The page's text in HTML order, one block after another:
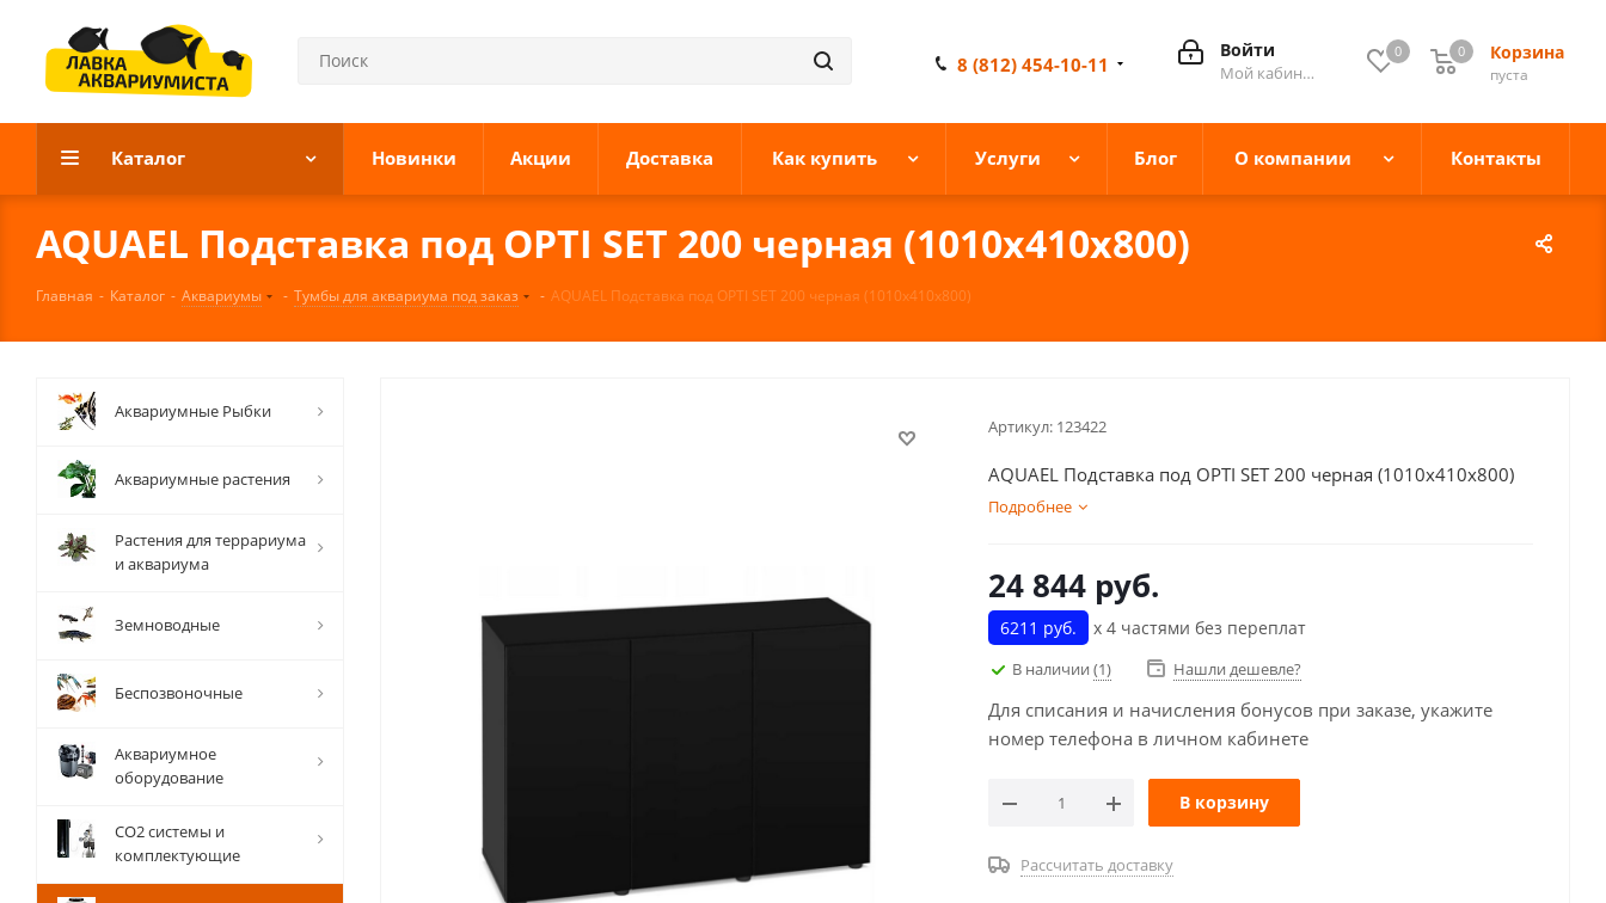
0 Корзина
0
пуста
0
Войти
Мой кабинет
8 (812) 454-10-11
Каталог Новинки Акции Доставка Как купить Услуги Блог О компании Контакты
AQUAEL Пoдставка под OPTI SET 200 черная (1010x410x800)
Главная - Каталог - Аквариумы - Тумбы для аквариума под заказ - AQUAEL Пoдставка под OPTI SET 200 черная (1010x410x800)
Артикул: 123422
AQUAEL Пoдставка под OPTI SET 200 черная (1010x410x800)
Подробнее
24 844 руб.
6211 руб. х 4 частями без переплат
В наличии (1) Нашли дешевле?
Для списания и начисления бонусов при заказе, укажите
номер телефона в личном кабинете
В корзину
Рассчитать доставку
Аквариумные Рыбки
Аквариумные растения
Растения для террариума
и аквариума
Земноводные
Беспозвоночные
Аквариумное
оборудование
СО2 системы и
комплектующие